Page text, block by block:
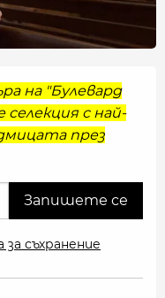
на "Булевард
селекция с най-
през
съхранение